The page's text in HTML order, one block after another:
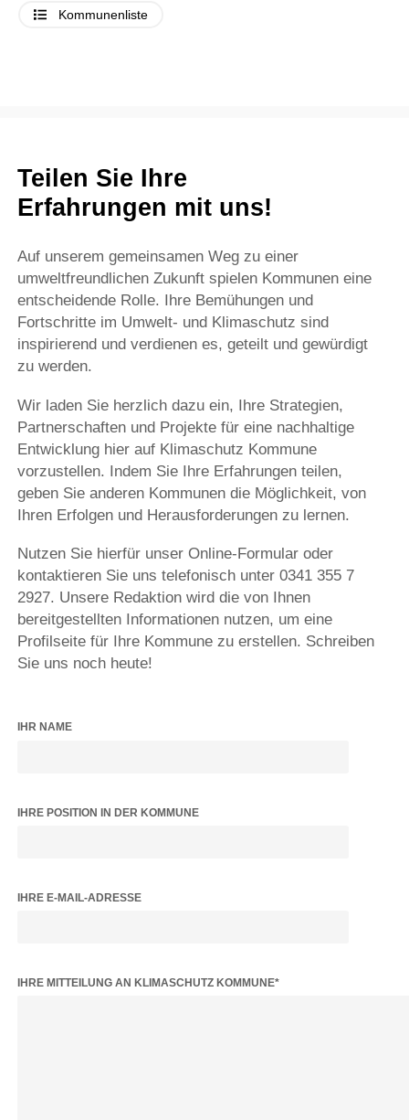
Kommunenliste
Teilen Sie Ihre
Erfahrungen mit uns!
Auf unserem gemeinsamen Weg zu einer
umweltfreundlichen Zukunft spielen Kommunen eine
entscheidende Rolle. Ihre Bemühungen und
Fortschritte im Umwelt- und Klimaschutz sind
inspirierend und verdienen es, geteilt und gewürdigt
zu werden.
Wir laden Sie herzlich dazu ein, Ihre Strategien,
Partnerschaften und Projekte für eine nachhaltige
Entwicklung hier auf Klimaschutz Kommune
vorzustellen. Indem Sie Ihre Erfahrungen teilen,
geben Sie anderen Kommunen die Möglichkeit, von
Ihren Erfolgen und Herausforderungen zu lernen.
Nutzen Sie hierfür unser Online-Formular oder
kontaktieren Sie uns telefonisch unter 0341 355 7
2927. Unsere Redaktion wird die von Ihnen
bereitgestellten Informationen nutzen, um eine
Profilseite für Ihre Kommune zu erstellen. Schreiben
Sie uns noch heute!
IHR NAME
IHRE POSITION IN DER KOMMUNE
IHRE E-MAIL-ADRESSE
BITTE LASSE DIESES FELD LEER.
IHRE MITTEILUNG AN KLIMASCHUTZ KOMMUNE*